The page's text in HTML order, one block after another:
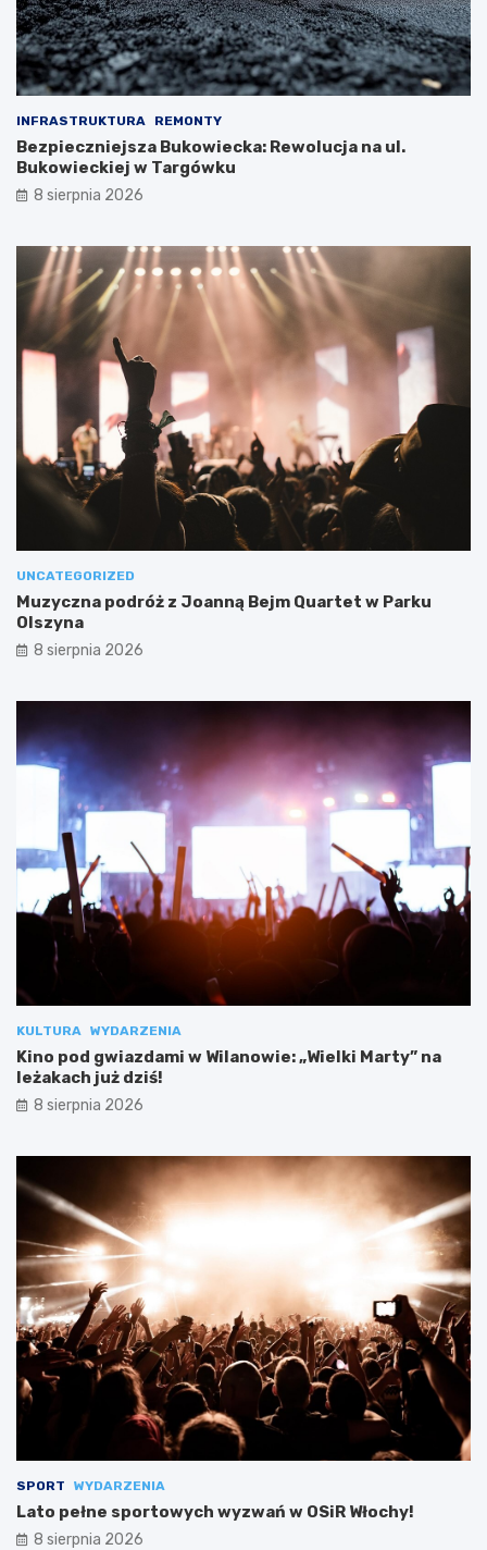
INFRASTRUKTURA REMONTY
Bezpieczniejsza Bukowiecka: Rewolucja na ul.
Bukowieckiej w Targówku
8 sierpnia 2026
UNCATEGORIZED
Muzyczna podróż z Joanną Bejm Quartet w Parku
Olszyna
8 sierpnia 2026
KULTURA WYDARZENIA
Kino pod gwiazdami w Wilanowie: „Wielki Marty” na
leżakach już dziś!
8 sierpnia 2026
SPORT WYDARZENIA
Lato pełne sportowych wyzwań w OSiR Włochy!
8 sierpnia 2026